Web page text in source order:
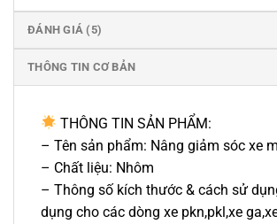
ĐÁNH GIÁ (5)
THÔNG TIN CƠ BẢN
THÔNG TIN SẢN PHẨM:
– Tên sản phẩm: Nâng giảm sóc xe
– Chất liệu: Nhôm
– Thông số kích thước & cách sử
dụng cho các dòng xe pkn,pkl,xe